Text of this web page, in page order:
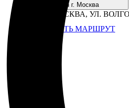
Open г. Москва
Г. МОСКВА, УЛ.
ПРОЛОЖИТЬ МАРШРУТ